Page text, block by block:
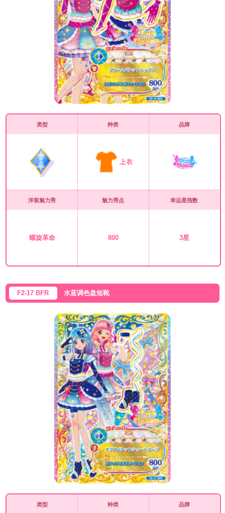
类型 种类
上衣
品牌
洋装魅力秀
螺旋革命
魅力秀点
800
幸运星指数
3星
F2-17 BFR 水蓝调色盘短靴
类型 种类 品牌